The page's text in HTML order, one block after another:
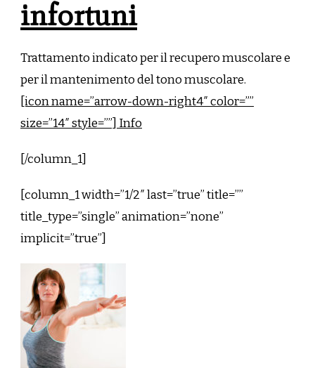
infortuni
Trattamento indicato per il recupero muscolare e
per il mantenimento del tono muscolare.
[icon name=”arrow-down-right4″ color=””
size=”14″ style=””] Info
[/column_1]
[column_1 width=”1/2″ last=”true” title=””
title_type=”single” animation=”none”
implicit=”true”]